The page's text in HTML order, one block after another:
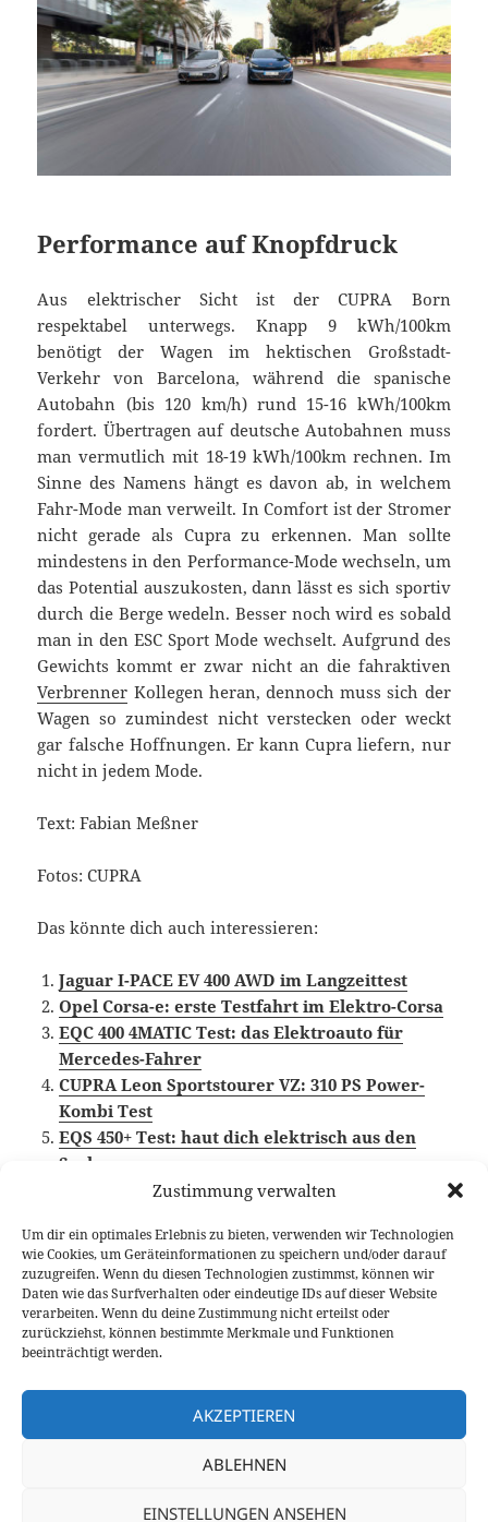
Zustimmung verwalten
Um dir ein optimales Erlebnis zu bieten, verwenden wir Technologien
wie Cookies, um Geräteinformationen zu speichern und/oder darauf
zuzugreifen. Wenn du diesen Technologien zustimmst, können wir
Daten wie das Surfverhalten oder eindeutige IDs auf dieser Website
verarbeiten. Wenn du deine Zustimmung nicht erteilst oder
zurückziehst, können bestimmte Merkmale und Funktionen
beeinträchtigt werden.
AKZEPTIEREN
ABLEHNEN
EINSTELLUNGEN ANSEHEN
Performance auf Knopfdruck
Aus elektrischer Sicht ist der CUPRA Born
respektabel unterwegs. Knapp 9 kWh/100km
benötigt der Wagen im hektischen Großstadt-
Verkehr von Barcelona, während die spanische
Autobahn (bis 120 km/h) rund 15-16 kWh/100km
fordert. Übertragen auf deutsche Autobahnen muss
man vermutlich mit 18-19 kWh/100km rechnen. Im
Sinne des Namens hängt es davon ab, in welchem
Fahr-Mode man verweilt. In Comfort ist der Stromer
nicht gerade als Cupra zu erkennen. Man sollte
mindestens in den Performance-Mode wechseln, um
das Potential auszukosten, dann lässt es sich sportiv
durch die Berge wedeln. Besser noch wird es sobald
man in den ESC Sport Mode wechselt. Aufgrund des
Gewichts kommt er zwar nicht an die fahraktiven
Verbrenner Kollegen heran, dennoch muss sich der
Wagen so zumindest nicht verstecken oder weckt
gar falsche Hoffnungen. Er kann Cupra liefern, nur
nicht in jedem Mode.
Text: Fabian Meßner
Fotos: CUPRA
Das könnte dich auch interessieren:
Jaguar I-PACE EV 400 AWD im Langzeittest
Opel Corsa-e: erste Testfahrt im Elektro-Corsa
EQC 400 4MATIC Test: das Elektroauto für
Mercedes-Fahrer
CUPRA Leon Sportstourer VZ: 310 PS Power-
Kombi Test
EQS 450+ Test: haut dich elektrisch aus den
Socken
Veröffentlicht
am
6. Oktober 2021 Autor
Fabian Meßner Kategorien
Fahrberichte
CUPRA, Elektroauto,Video Fahrbericht
Beitragsnavigation
VORHERIGER
Beitrag:
Range Rover Velar P400e Test: das Beste
aus zwei Welten?
Tesla Model Y „Maximale Reichweite“